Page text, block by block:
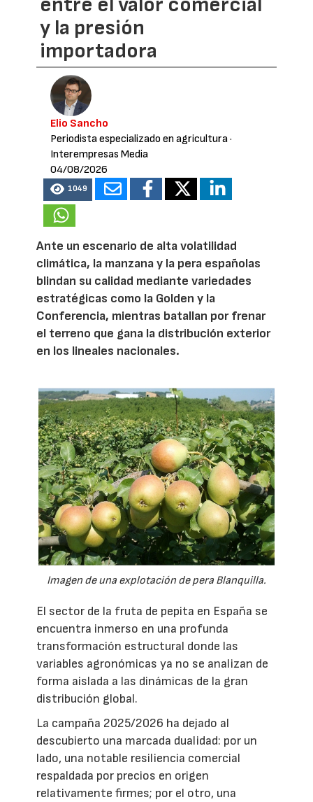
entre el valor comercial
y la presión
importadora
Elio Sancho
Periodista especializado en agricultura·
Interempresas Media
04/08/2026
1049
Ante un escenario de alta volatilidad
climática, la manzana y la pera españolas
blindan su calidad mediante variedades
estratégicas como la Golden y la
Conferencia, mientras batallan por frenar
el terreno que gana la distribución exterior
en los lineales nacionales.
Imagen de una explotación de pera Blanquilla.
El sector de la fruta de pepita en España se
encuentra inmerso en una profunda
transformación estructural donde las
variables agronómicas ya no se analizan de
forma aislada a las dinámicas de la gran
distribución global.
La campaña 2025/2026 ha dejado al
descubierto una marcada dualidad: por un
lado, una notable resiliencia comercial
respaldada por precios en origen
relativamente firmes; por el otro, una